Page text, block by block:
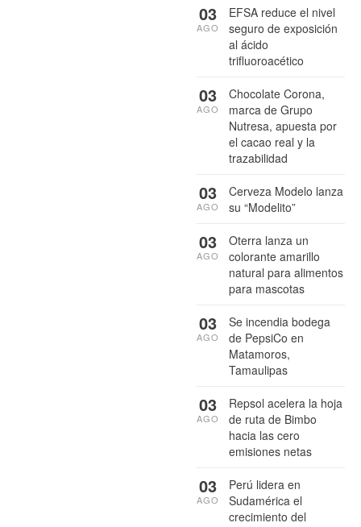
EFSA reduce el nivel
seguro de exposición
al ácido
trifluoroacético
03
AGO
Chocolate Corona,
marca de Grupo
Nutresa, apuesta por
el cacao real y la
trazabilidad
03
AGO
Cerveza Modelo lanza
su “Modelito”
03
AGO
Oterra lanza un
colorante amarillo
natural para alimentos
para mascotas
03
AGO
Se incendia bodega
de PepsiCo en
Matamoros,
Tamaulipas
03
AGO
Repsol acelera la hoja
de ruta de Bimbo
hacia las cero
emisiones netas
03
AGO
Perú lidera en
Sudamérica el
crecimiento del
03
AGO